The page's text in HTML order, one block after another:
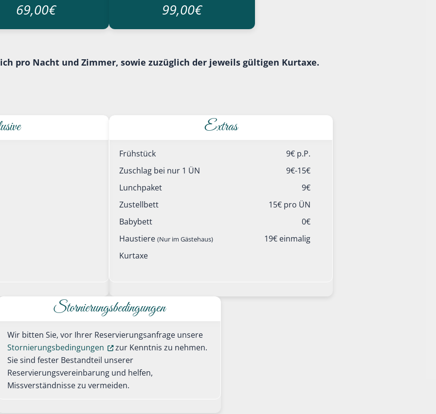
69,00€ 99,00€
pro Nacht und Zimmer, sowie zuzüglich der jeweils gültigen Kurtaxe.
Extras
Frühstück
9€ p.P.
Zuschlag bei nur 1 ÜN
9€-15€
Lunchpaket
9€
Zustellbett
15€ pro ÜN
Babybett
0€
Haustiere (Nur im Gästehaus)
19€ einmalig
Kurtaxe
Stornierungsbedingungen
Wir bitten Sie, vor Ihrer Reservierungsanfrage unsere
Stornierungsbedingungen
zur Kenntnis zu nehmen.
Sie sind fester Bestandteil unserer
Reservierungsvereinbarung und helfen,
Missverständnisse zu vermeiden.